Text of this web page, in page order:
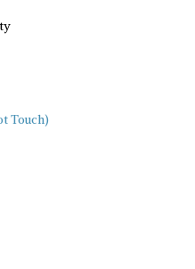
Touch)